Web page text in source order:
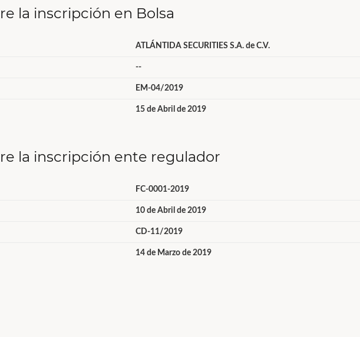
la inscripción en Bolsa
ATLÁNTIDA SECURITIES S.A. de C.V.
--
EM-04/2019
15 de Abril de 2019
la inscripción ente regulador
FC-0001-2019
10 de Abril de 2019
CD-11/2019
14 de Marzo de 2019